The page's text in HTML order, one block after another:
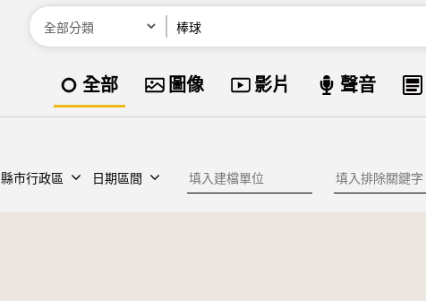
分類
資料類型
全部 圖像 影片 聲音
縣市行政區 日期區間 建檔單位 排除關鍵字